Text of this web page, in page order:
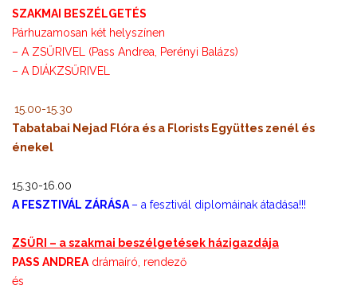
SZAKMAI BESZÉLGETÉS
Párhuzamosan két helyszínen
– A ZSŰRIVEL (Pass Andrea, Perényi Balázs)
– A DIÁKZSŰRIVEL
15.00-15.30
Tabatabai Nejad Flóra és a Florists Együttes zenél és
énekel
15.30-16.00
A FESZTIVÁL ZÁRÁSA – a fesztivál diplomáinak átadása!!!
ZSŰRI – a szakmai beszélgetések házigazdája
PASS ANDREA drámaíró, rendező
és